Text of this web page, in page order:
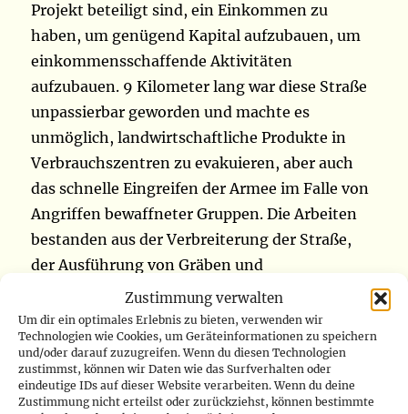
Zustimmung verwalten
Um dir ein optimales Erlebnis zu bieten, verwenden wir
Technologien wie Cookies, um Geräteinformationen zu speichern
und/oder darauf zuzugreifen. Wenn du diesen Technologien
zustimmst, können wir Daten wie das Surfverhalten oder
eindeutige IDs auf dieser Website verarbeiten. Wenn du deine
Zustimmung nicht erteilst oder zurückziehst, können bestimmte
Projekt beteiligt sind, ein Einkommen zu
haben, um genügend Kapital aufzubauen, um
einkommensschaffende Aktivitäten
aufzubauen. 9 Kilometer lang war diese Straße
unpassierbar geworden und machte es
unmöglich, landwirtschaftliche Produkte in
Verbrauchszentren zu evakuieren, aber auch
das schnelle Eingreifen der Armee im Falle von
Angriffen bewaffneter Gruppen. Die Arbeiten
bestanden aus der Verbreiterung der Straße,
der Ausführung von Gräben und
Wasserkanälen, des Wiederaufladens, um den
Sümpfen ein Ende zu setzen, dem Bau von
Strukturen, Brücken und Rinnen. Die Struktur,
die die Arbeiten ausführte, führte auch das
Abtragen durch, da die Straße mit Unkraut